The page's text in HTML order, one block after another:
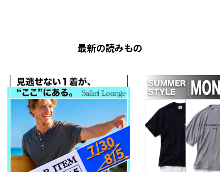
最新の読みもの